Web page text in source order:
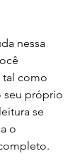
nessa
tal como
seu próprio
se
o